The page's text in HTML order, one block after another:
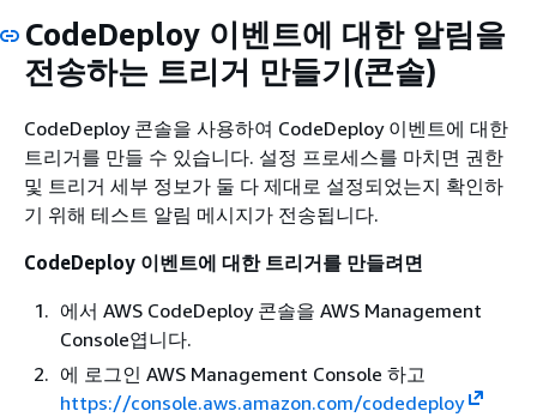
CodeDeploy 이벤트에 대한 알림을
전송하는 트리거 만들기(콘솔)
CodeDeploy 콘솔을 사용하여 CodeDeploy 이벤트에 대한
트리거를 만들 수 있습니다. 설정 프로세스를 마치면 권한
및 트리거 세부 정보가 둘 다 제대로 설정되었는지 확인하
기 위해 테스트 알림 메시지가 전송됩니다.
CodeDeploy 이벤트에 대한 트리거를 만들려면
에서 AWS CodeDeploy 콘솔을 AWS Management
Console엽니다.
에 로그인 AWS Management Console 하고
https://console.aws.amazon.com/codedeploy